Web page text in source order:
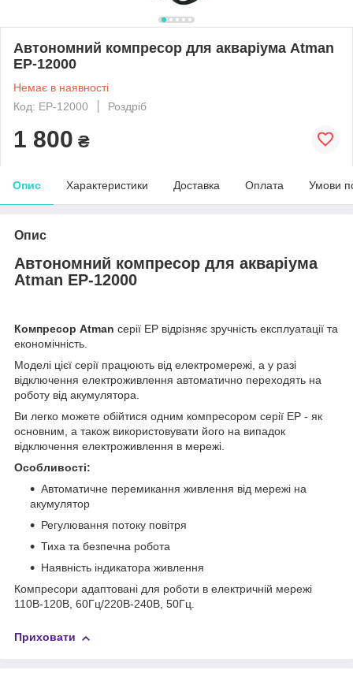
Автономний компресор для акваріума Atman
ЕР-12000
Немає в наявності
Код: EP-12000
Роздріб
1 800 ₴
Опис Характеристики Доставка Оплата Умови
Опис
Автономний компресор для акваріума
Atman ЕР-12000
Компресор Atman серії EP відрізняє зручність експлуатації та
економічність.
Моделі цієї серії працюють від електромережі, а у разі
відключення електроживлення автоматично переходять на
роботу від акумулятора.
Ви легко можете обійтися одним компресором серії ЕР - як
основним, а також використовувати його на випадок
відключення електроживлення в мережі.
Особливості:
Автоматичне перемикання живлення від мережі на
акумулятор
Регулювання потоку повітря
Тиха та безпечна робота
Наявність індикатора живлення
Компресори адаптовані для роботи в електричній мережі
110В-120В, 60Гц/220В-240В, 50Гц.
Приховати